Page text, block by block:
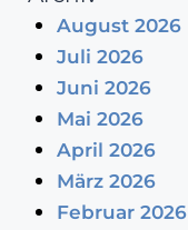
August 2026
Juli 2026
Juni 2026
Mai 2026
April 2026
März 2026
Februar 2026